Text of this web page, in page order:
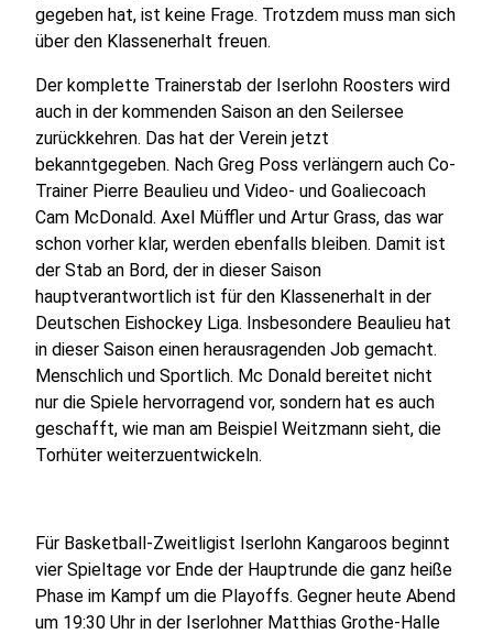
gegeben hat, ist keine Frage. Trotzdem muss man sich
über den Klassenerhalt freuen.
Der komplette Trainerstab der Iserlohn Roosters wird
auch in der kommenden Saison an den Seilersee
zurückkehren. Das hat der Verein jetzt
bekanntgegeben. Nach Greg Poss verlängern auch Co-
Trainer Pierre Beaulieu und Video- und Goaliecoach
Cam McDonald. Axel Müffler und Artur Grass, das war
schon vorher klar, werden ebenfalls bleiben. Damit ist
der Stab an Bord, der in dieser Saison
hauptverantwortlich ist für den Klassenerhalt in der
Deutschen Eishockey Liga. Insbesondere Beaulieu hat
in dieser Saison einen herausragenden Job gemacht.
Menschlich und Sportlich. Mc Donald bereitet nicht
nur die Spiele hervorragend vor, sondern hat es auch
geschafft, wie man am Beispiel Weitzmann sieht, die
Torhüter weiterzuentwickeln.
Für Basketball-Zweitligist Iserlohn Kangaroos beginnt
vier Spieltage vor Ende der Hauptrunde die ganz heiße
Phase im Kampf um die Playoffs. Gegner heute Abend
um 19:30 Uhr in der Iserlohner Matthias Grothe-Halle